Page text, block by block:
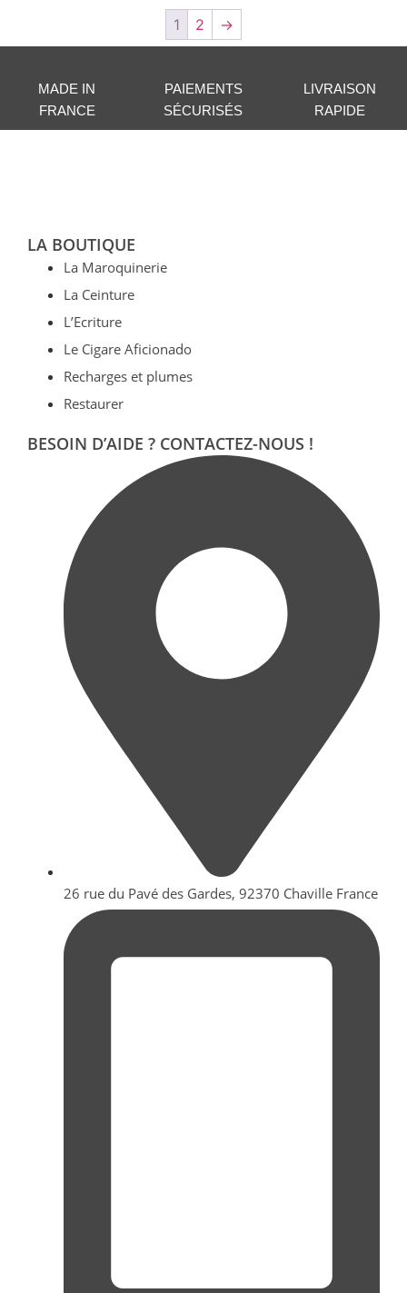
1 2 →
MADE IN
FRANCE
PAIEMENTS
SÉCURISÉS
LIVRAISON
RAPIDE
LA BOUTIQUE
La Maroquinerie
La Ceinture
L’Ecriture
Le Cigare Aficionado
Recharges et plumes
Restaurer
BESOIN D’AIDE ? CONTACTEZ-NOUS !
26 rue du Pavé des Gardes, 92370 Chaville France